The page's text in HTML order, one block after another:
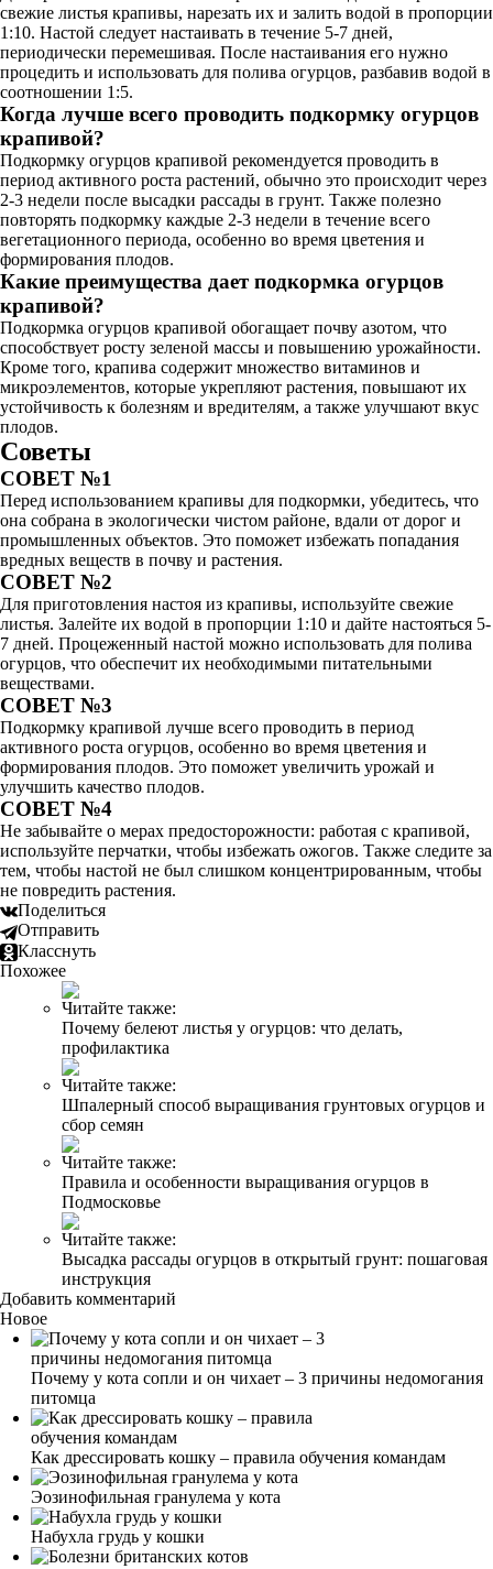
свежие листья крапивы, нарезать их и залить водой в пропорции
1:10. Настой следует настаивать в течение 5-7 дней,
периодически перемешивая. После настаивания его нужно
процедить и использовать для полива огурцов, разбавив водой в
соотношении 1:5.
Когда лучше всего проводить подкормку огурцов
крапивой?
Подкормку огурцов крапивой рекомендуется проводить в
период активного роста растений, обычно это происходит через
2-3 недели после высадки рассады в грунт. Также полезно
повторять подкормку каждые 2-3 недели в течение всего
вегетационного периода, особенно во время цветения и
формирования плодов.
Какие преимущества дает подкормка огурцов
крапивой?
Подкормка огурцов крапивой обогащает почву азотом, что
способствует росту зеленой массы и повышению урожайности.
Кроме того, крапива содержит множество витаминов и
микроэлементов, которые укрепляют растения, повышают их
устойчивость к болезням и вредителям, а также улучшают вкус
плодов.
Советы
СОВЕТ №1
Перед использованием крапивы для подкормки, убедитесь, что
она собрана в экологически чистом районе, вдали от дорог и
промышленных объектов. Это поможет избежать попадания
вредных веществ в почву и растения.
СОВЕТ №2
Для приготовления настоя из крапивы, используйте свежие
листья. Залейте их водой в пропорции 1:10 и дайте настояться 5-
7 дней. Процеженный настой можно использовать для полива
огурцов, что обеспечит их необходимыми питательными
веществами.
СОВЕТ №3
Подкормку крапивой лучше всего проводить в период
активного роста огурцов, особенно во время цветения и
формирования плодов. Это поможет увеличить урожай и
улучшить качество плодов.
СОВЕТ №4
Не забывайте о мерах предосторожности: работая с крапивой,
используйте перчатки, чтобы избежать ожогов. Также следите за
тем, чтобы настой не был слишком концентрированным, чтобы
не повредить растения.
Поделиться
Отправить
Класснуть
Похожее
Читайте также:
Почему белеют листья у огурцов: что делать,
профилактика
Читайте также:
Шпалерный способ выращивания грунтовых огурцов и
сбор семян
Читайте также:
Правила и особенности выращивания огурцов в
Подмосковье
Читайте также:
Высадка рассады огурцов в открытый грунт: пошаговая
инструкция
Добавить комментарий
Новое
Почему у кота сопли и он чихает – 3 причины недомогания
питомца
Как дрессировать кошку – правила обучения командам
Эозинофильная гранулема у кота
Набухла грудь у кошки